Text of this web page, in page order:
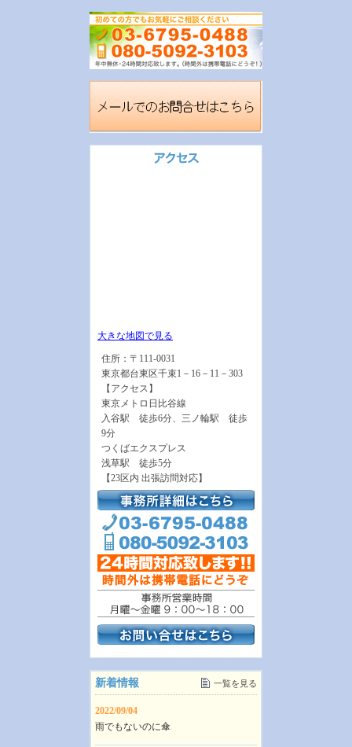
大きな地図で見る
住所：〒111-0031
東京都台東区千束1－16－11－303
【アクセス】
東京メトロ日比谷線
入谷駅 徒歩6分、三ノ輪駅 徒歩
9分
つくばエクスプレス
浅草駅 徒歩5分
【23区内 出張訪問対応】
新着情報 一覧を見る
2022/09/04
雨でもないのに傘